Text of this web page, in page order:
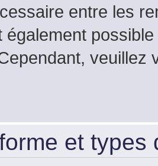
entre les
également
et types